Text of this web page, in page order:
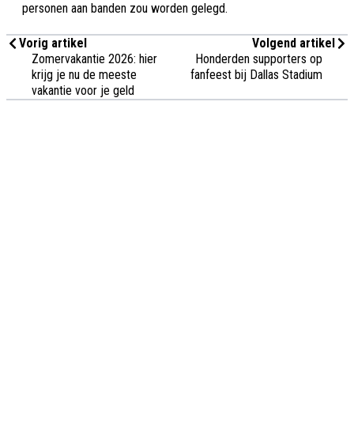
personen aan banden zou worden gelegd.
Vorig artikel
Zomervakantie 2026: hier
krijg je nu de meeste
vakantie voor je geld
Volgend artikel
Honderden supporters op
fanfeest bij Dallas Stadium